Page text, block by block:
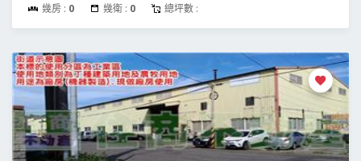
幾房 : 0 幾衛 : 0 總坪數 :